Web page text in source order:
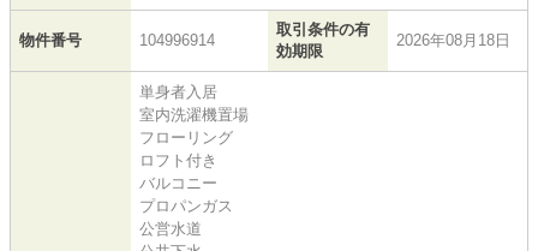
物件番号 104996914
取引条件の有
効期限
2026年08月18日
単身者入居
室内洗濯機置場
フローリング
ロフト付き
バルコニー
プロパンガス
公営水道